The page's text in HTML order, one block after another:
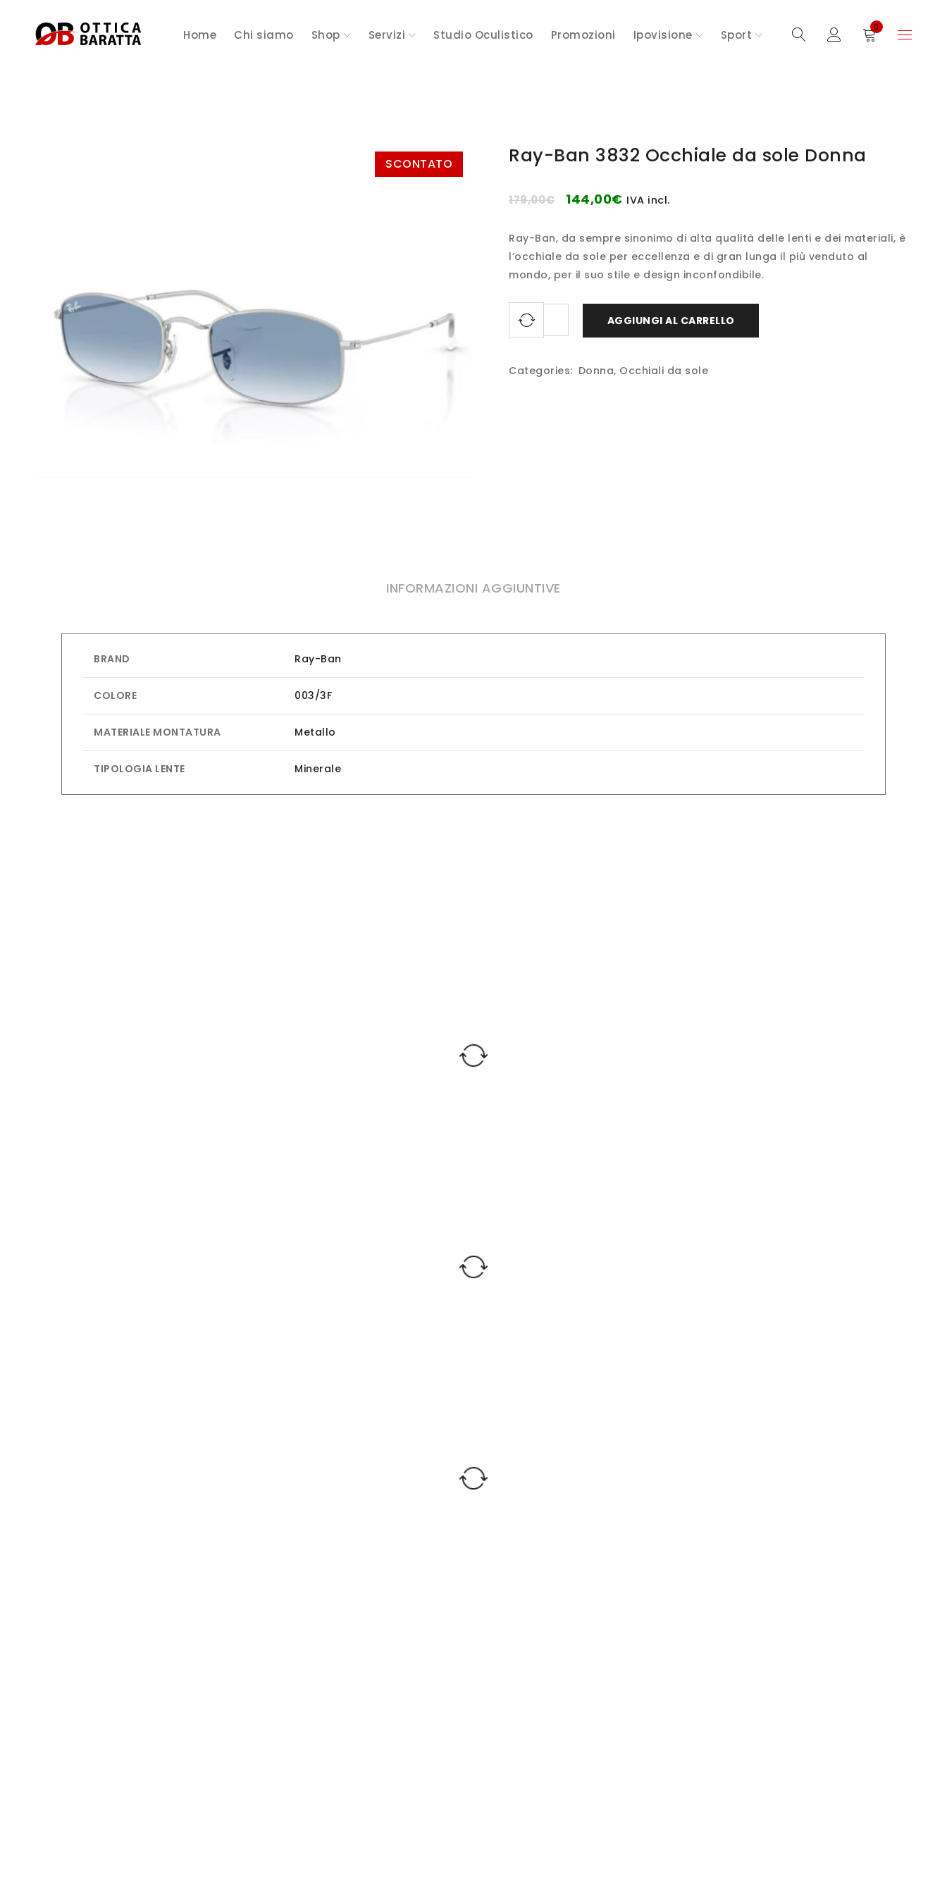
Home Chi siamo Shop Servizi Studio Oculistico Promozioni Ipovisione Sport
0
SCONTATO Ray-Ban 3832 Occhiale da sole Donna
179,00€ 144,00€ IVA incl.
Ray-Ban, da sempre sinonimo di alta qualità delle lenti e dei materiali, è
l’occhiale da sole per eccellenza e di gran lunga il più venduto al
mondo, per il suo stile e design inconfondibile.
AGGIUNGI AL CARRELLO
Categories: Donna, Occhiali da sole
INFORMAZIONI AGGIUNTIVE
BRAND Ray-Ban
COLORE 003/3F
MATERIALE MONTATURA Metallo
TIPOLOGIA LENTE Minerale